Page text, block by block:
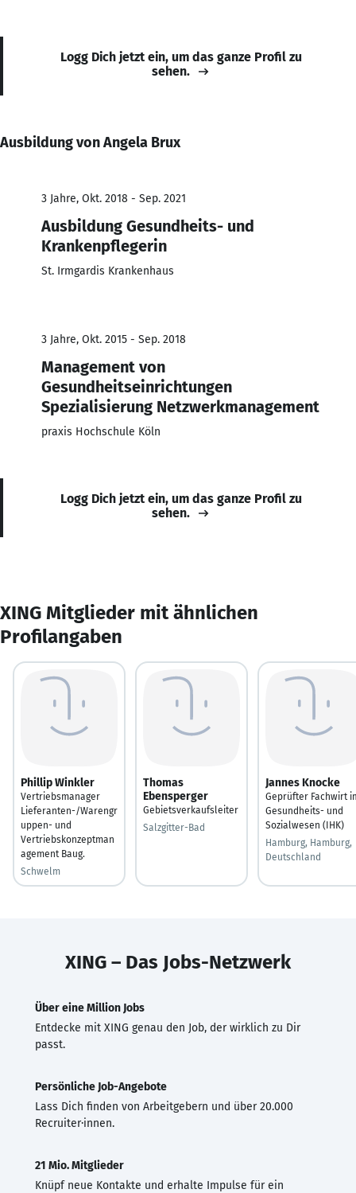
Logg Dich jetzt ein, um das ganze Profil zu
sehen.
Ausbildung von Angela Brux
3 Jahre, Okt. 2018 - Sep. 2021
Ausbildung Gesundheits- und
Krankenpflegerin
St. Irmgardis Krankenhaus
3 Jahre, Okt. 2015 - Sep. 2018
Management von
Gesundheitseinrichtungen
Spezialisierung Netzwerkmanagement
praxis Hochschule Köln
Logg Dich jetzt ein, um das ganze Profil zu
sehen.
XING Mitglieder mit ähnlichen
Profilangaben
Phillip Winkler
Vertriebsmanager
Lieferanten-/Warengr
uppen- und
Vertriebskonzeptman
agement Baug.
Schwelm
Thomas
Ebensperger
Gebietsverkaufsleiter
Salzgitter-Bad
Jannes Knocke
Geprüfter Fachwirt
Gesundheits- und
Sozialwesen (IHK)
Hamburg, Hamburg,
Deutschland
XING – Das Jobs-Netzwerk
Über eine Million Jobs
Entdecke mit XING genau den Job, der wirklich zu Dir
passt.
Persönliche Job-Angebote
Lass Dich finden von Arbeitgebern und über 20.000
Recruiter·innen.
21 Mio. Mitglieder
Knüpf neue Kontakte und erhalte Impulse für ein